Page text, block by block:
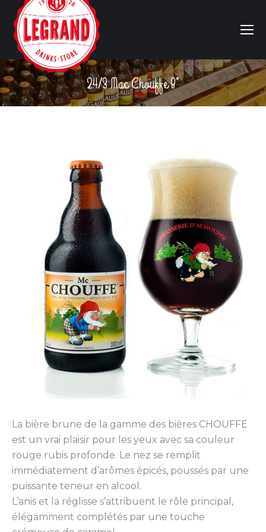
24/3 Mac Chouffe 8°
Vous êtes ici :
La bière brune de la gamme des bières CHOUFFE
est un vrai plaisir pour les yeux avec sa couleur
rouge rubis profonde. Le nez se remplit
immédiatement d’arômes épicés, poussés par une
puissante teneur en alcool.
L’anis et la réglisse s’attribuent le rôle principal,
élégamment complétés par une touche